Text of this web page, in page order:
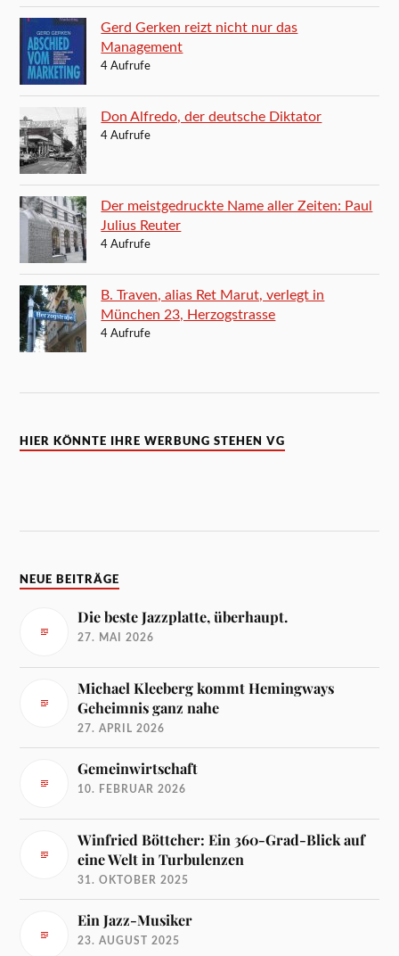
Gerd Gerken reizt nicht nur das
Management
4 Aufrufe
Don Alfredo, der deutsche Diktator
4 Aufrufe
Der meistgedruckte Name aller Zeiten: Paul
Julius Reuter
4 Aufrufe
B. Traven, alias Ret Marut, verlegt in
München 23, Herzogstrasse
4 Aufrufe
HIER KÖNNTE IHRE WERBUNG STEHEN VG
NEUE BEITRÄGE
Die beste Jazzplatte, überhaupt.
27. MAI 2026
Michael Kleeberg kommt Hemingways
Geheimnis ganz nahe
27. APRIL 2026
Gemeinwirtschaft
10. FEBRUAR 2026
Winfried Böttcher: Ein 360-Grad-Blick auf
eine Welt in Turbulenzen
31. OKTOBER 2025
Ein Jazz-Musiker
23. AUGUST 2025